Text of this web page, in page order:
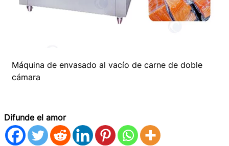
Máquina de envasado al vacío de carne de doble
cámara
Difunde el amor